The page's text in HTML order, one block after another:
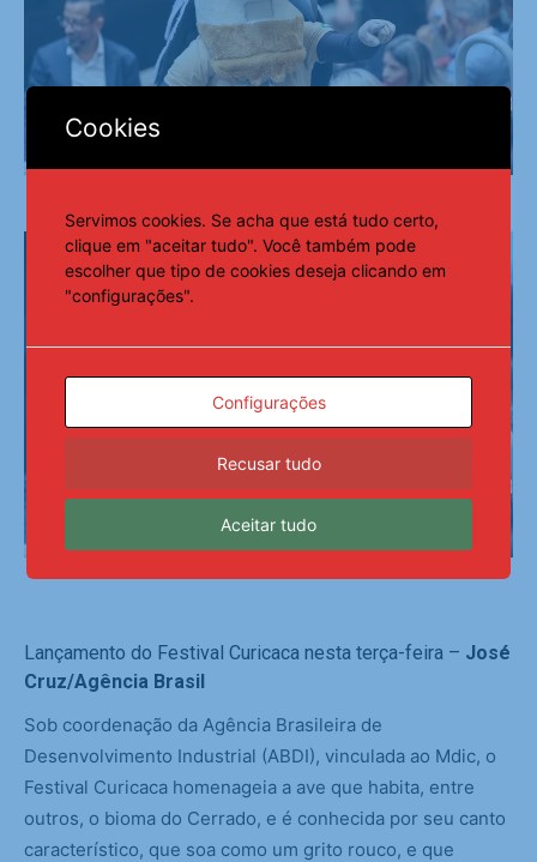
Lançamento do Festival Curicaca nesta terça-feira – José
Cruz/Agência Brasil
Sob coordenação da Agência Brasileira de
Desenvolvimento Industrial (ABDI), vinculada ao Mdic, o
Festival Curicaca homenageia a ave que habita, entre
outros, o bioma do Cerrado, e é conhecida por seu canto
característico, que soa como um grito rouco, e que
Cookies
Servimos cookies. Se acha que está tudo certo,
clique em "aceitar tudo". Você também pode
escolher que tipo de cookies deseja clicando em
"configurações".
Configurações
Recusar tudo
Aceitar tudo